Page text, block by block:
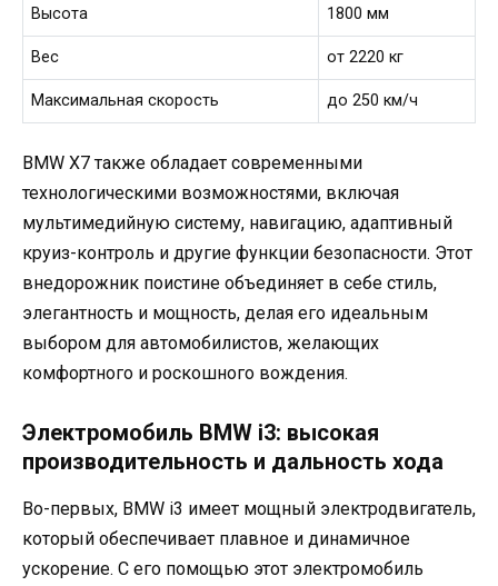
Высота 1800 мм
Вес от 2220 кг
Максимальная скорость до 250 км/ч
BMW X7 также обладает современными
технологическими возможностями, включая
мультимедийную систему, навигацию, адаптивный
круиз-контроль и другие функции безопасности. Этот
внедорожник поистине объединяет в себе стиль,
элегантность и мощность, делая его идеальным
выбором для автомобилистов, желающих
комфортного и роскошного вождения.
Электромобиль BMW i3: высокая
производительность и дальность хода
Во-первых, BMW i3 имеет мощный электродвигатель,
который обеспечивает плавное и динамичное
ускорение. С его помощью этот электромобиль